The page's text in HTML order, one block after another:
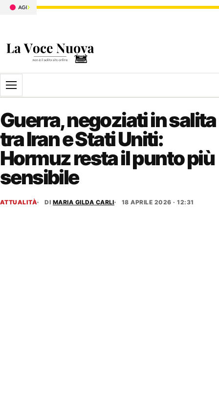
Apri il menu
Guerra, negoziati in salita
tra Iran e Stati Uniti:
Hormuz resta il punto più
sensibile
ATTUALITÀ DI MARIA GILDA CARLI 18 APRILE 2026 · 12:31